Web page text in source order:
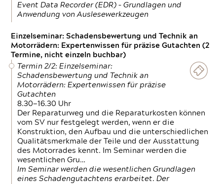
Event Data Recorder (EDR) – Grundlagen und
Anwendung von Auslesewerkzeugen
Einzelseminar: Schadensbewertung und Technik an
Motorrädern: Expertenwissen für präzise Gutachten (2
Termine, nicht einzeln buchbar)
Termin 2/2: Einzelseminar:
Schadensbewertung und Technik an
Motorrädern: Expertenwissen für präzise
Gutachten
8.30—16.30 Uhr
Der Reparaturweg und die Reparaturkosten können
vom SV nur festgelegt werden, wenn er die
Konstruktion, den Aufbau und die unterschiedlichen
Qualitätsmerkmale der Teile und der Ausstattung
des Motorrades kennt. Im Seminar werden die
wesentlichen Gru…
Im Seminar werden die wesentlichen Grundlagen
eines Schadengutachtens erarbeitet. Der